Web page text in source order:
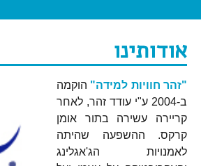
אודותינו
"זהר חוויות למידה" הוקמה
ב-2004 ע"י עודד זהר, לאחר
קריירה עשירה בתור אומן
קרקס. ההשפעה שהיתה
לאמנויות הג'אגלינג